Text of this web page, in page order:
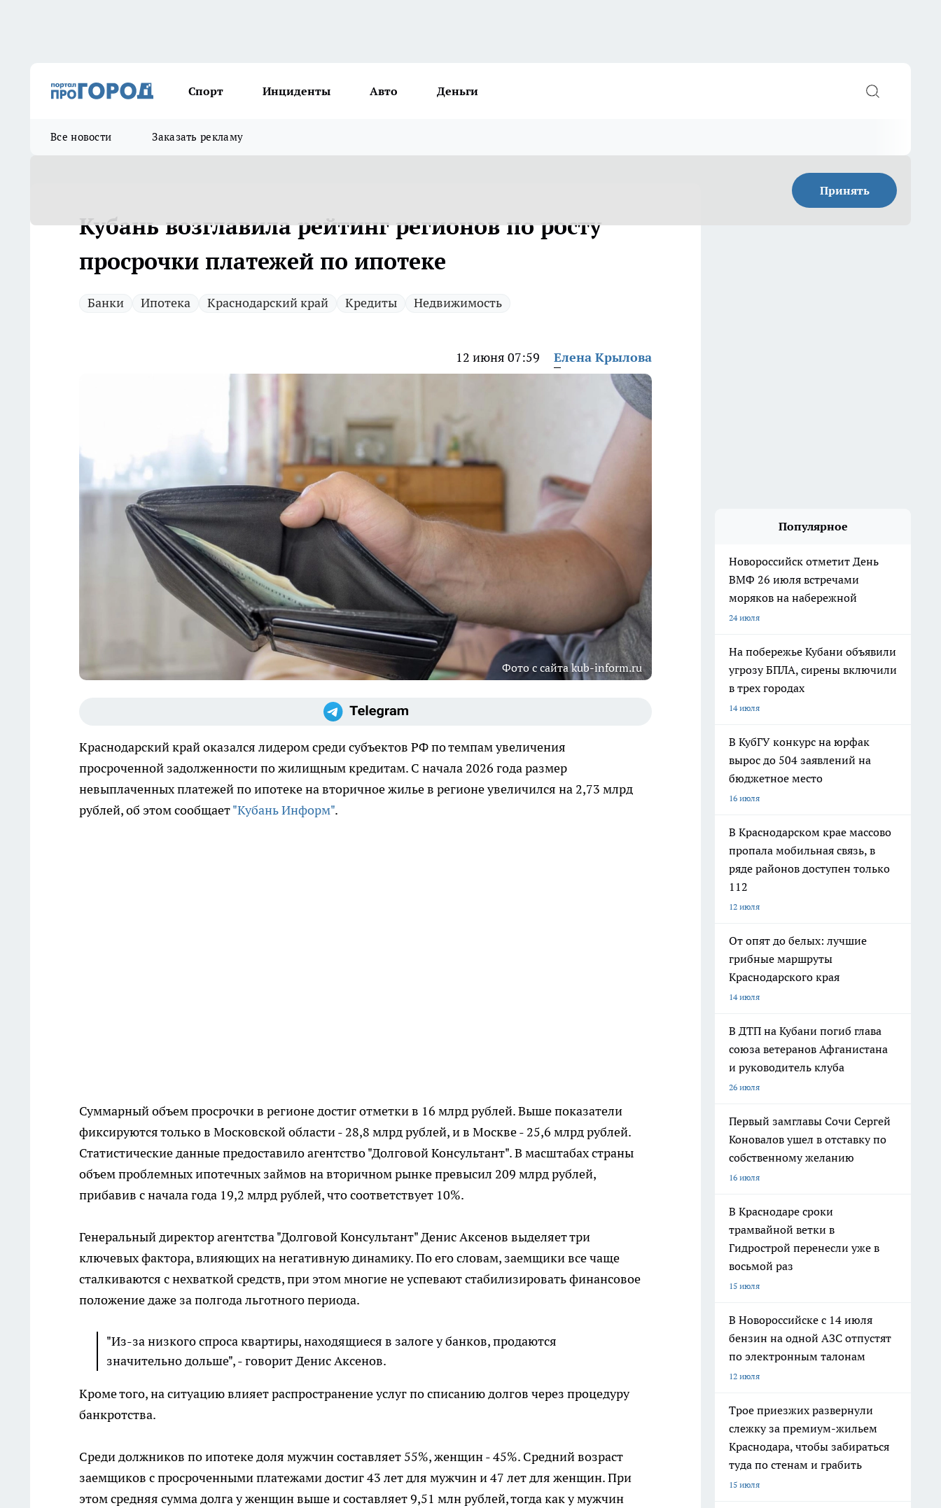
Спорт Инциденты Авто Деньги
Все новости Заказать рекламу
Принять
Кубань возглавила рейтинг регионов по росту
просрочки платежей по ипотеке
Банки Ипотека Краснодарский край Кредиты Недвижимость
12 июня 07:59 Елена Крылова
Фото с сайта kub-inform.ru
Краснодарский край оказался лидером среди субъектов РФ по темпам увеличения
просроченной задолженности по жилищным кредитам. С начала 2026 года размер
невыплаченных платежей по ипотеке на вторичное жилье в регионе увеличился на 2,73 млрд
рублей, об этом сообщает"Кубань Информ".
Суммарный объем просрочки в регионе достиг отметки в 16 млрд рублей. Выше показатели
фиксируются только в Московской области - 28,8 млрд рублей, и в Москве - 25,6 млрд рублей.
Статистические данные предоставило агентство "Долговой Консультант". В масштабах страны
объем проблемных ипотечных займов на вторичном рынке превысил 209 млрд рублей,
прибавив с начала года 19,2 млрд рублей, что соответствует 10%.
Генеральный директор агентства "Долговой Консультант" Денис Аксенов выделяет три
ключевых фактора, влияющих на негативную динамику. По его словам, заемщики все чаще
сталкиваются с нехваткой средств, при этом многие не успевают стабилизировать финансовое
положение даже за полгода льготного периода.
"Из-за низкого спроса квартиры, находящиеся в залоге у банков, продаются
значительно дольше", - говорит Денис Аксенов.
Кроме того, на ситуацию влияет распространение услуг по списанию долгов через процедуру
банкротства.
Среди должников по ипотеке доля мужчин составляет 55%, женщин - 45%. Средний возраст
заемщиков с просроченными платежами достиг 43 лет для мужчин и 47 лет для женщин. При
этом средняя сумма долга у женщин выше и составляет 9,51 млн рублей, тогда как у мужчин
Популярное
Новороссийск отметит День
ВМФ 26 июля встречами
моряков на набережной
24 июля
На побережье Кубани объявили
угрозу БПЛА, сирены включили
в трех городах
14 июля
В КубГУ конкурс на юрфак
вырос до 504 заявлений на
бюджетное место
16 июля
В Краснодарском крае массово
пропала мобильная связь, в
ряде районов доступен только
112
12 июля
От опят до белых: лучшие
грибные маршруты
Краснодарского края
14 июля
В ДТП на Кубани погиб глава
союза ветеранов Афганистана
и руководитель клуба
26 июля
Первый замглавы Сочи Сергей
Коновалов ушел в отставку по
собственному желанию
16 июля
В Краснодаре сроки
трамвайной ветки в
Гидрострой перенесли уже в
восьмой раз
15 июля
В Новороссийске с 14 июля
бензин на одной АЗС отпустят
по электронным талонам
12 июля
Трое приезжих развернули
слежку за премиум-жильем
Краснодара, чтобы забираться
туда по стенам и грабить
15 июля